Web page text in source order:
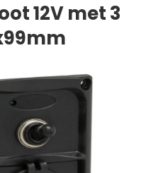
12V met 3